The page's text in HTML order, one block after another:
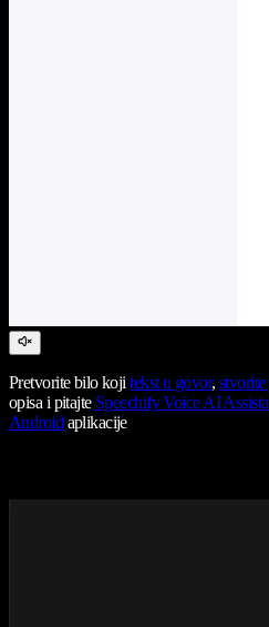
Pretvorite bilo kojitekst u govor, stvorite
opisa i pitajte Speechify Voice AI
Androidaplikacije